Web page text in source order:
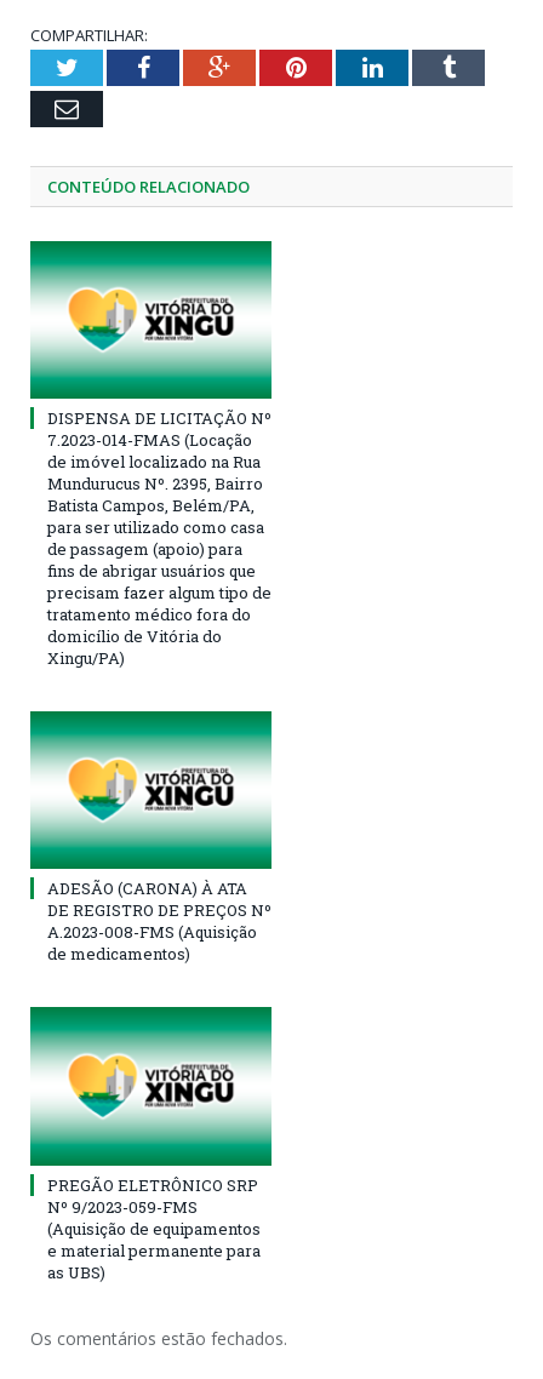
COMPARTILHAR:
TwitterFacebookGoogle+PinterestLinkedInTumblr
Email
CONTEÚDO RELACIONADO
DISPENSA DE LICITAÇÃO Nº
7.2023-014-FMAS (Locação
de imóvel localizado na Rua
Mundurucus Nº. 2395, Bairro
Batista Campos, Belém/PA,
para ser utilizado como casa
de passagem (apoio) para
fins de abrigar usuários que
precisam fazer algum tipo de
tratamento médico fora do
domicílio de Vitória do
Xingu/PA)
ADESÃO (CARONA) À ATA
DE REGISTRO DE PREÇOS Nº
A.2023-008-FMS (Aquisição
de medicamentos)
PREGÃO ELETRÔNICO SRP
Nº 9/2023-059-FMS
(Aquisição de equipamentos
e material permanente para
as UBS)
Os comentários estão fechados.